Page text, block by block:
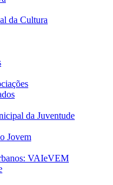
da Cultura
da Juventude
Jovem
VAIeVEM